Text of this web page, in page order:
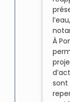
À
sont